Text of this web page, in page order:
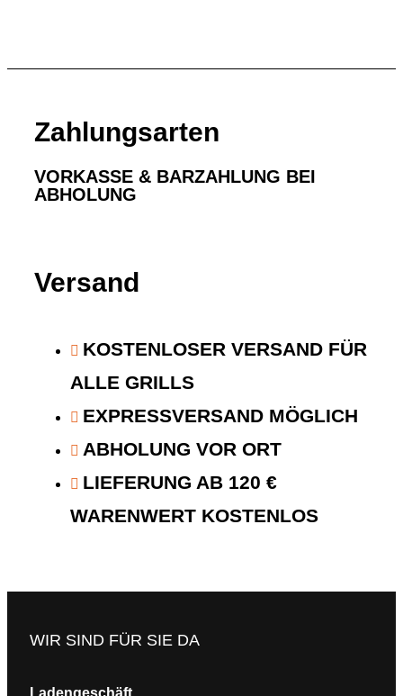
Zahlungsarten
VORKASSE & BARZAHLUNG BEI
ABHOLUNG
Versand
KOSTENLOSER VERSAND FÜR
ALLE GRILLS
EXPRESSVERSAND MÖGLICH
ABHOLUNG VOR ORT
LIEFERUNG AB 120 €
WARENWERT KOSTENLOS
WIR SIND FÜR SIE DA